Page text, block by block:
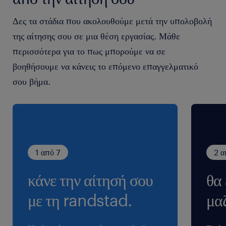
our site will be assessed. After the screening of all
the CVs received, we will only contact the
candidates who meet the requirements of the job to
arrange an interview. All applications are
considered strictly confidential.
Δες τα στάδια που ακολουθούμε μετά την υπολοβολή
της αίτησης σου σε μια θέση εργασίας. Μάθε
περισσότερα για το πως μπορούμε να σε
βοηθήσουμε να κάνεις το επόμενο επαγγελματικό
σου βήμα.
1 από 7
κάνε την αίτησή σου
με τη randstad.
2
θα